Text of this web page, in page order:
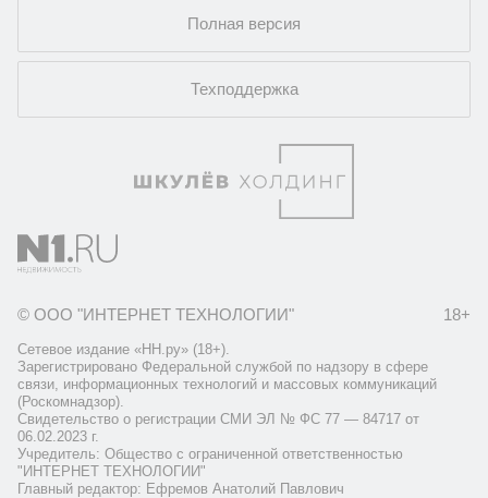
Полная версия
Техподдержка
© ООО "ИНТЕРНЕТ ТЕХНОЛОГИИ" 18+
Сетевое издание «НН.ру» (18+).
Зарегистрировано Федеральной службой по надзору в сфере
связи, информационных технологий и массовых коммуникаций
(Роскомнадзор).
Свидетельство о регистрации СМИ ЭЛ № ФС 77 — 84717 от
06.02.2023 г.
Учредитель: Общество с ограниченной ответственностью
"ИНТЕРНЕТ ТЕХНОЛОГИИ"
Главный редактор: Ефремов Анатолий Павлович